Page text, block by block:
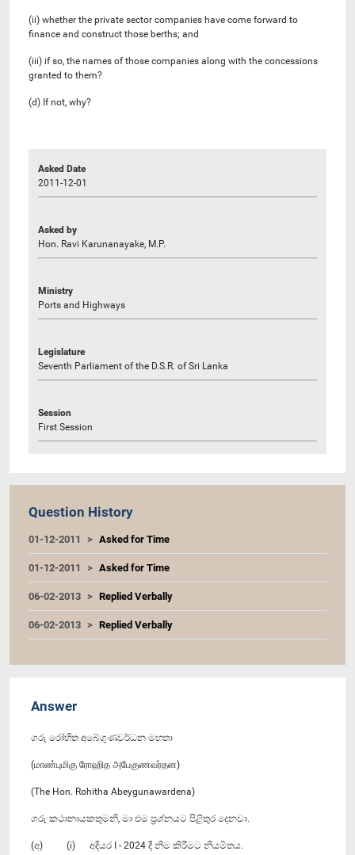
(ii) whether the private sector companies have come forward to
finance and construct those berths; and
(iii) if so, the names of those companies along with the concessions
granted to them?
(d) If not, why?
Asked Date
2011-12-01
Asked by
Hon. Ravi Karunanayake, M.P.
Ministry
Ports and Highways
Legislature
Seventh Parliament of the D.S.R. of Sri Lanka
Session
First Session
Question History
01-12-2011 Asked for Time
01-12-2011 Asked for Time
06-02-2013 Replied Verbally
06-02-2013 Replied Verbally
Answer
ගරු රෝහිත අබේගුණවර්ධන මහතා
(மாண்புமிகு ரோஹித அபேகுணவர்தன)
(The Hon. Rohitha Abeygunawardena)
ගරු කථානායකතුමනි, මා එම ප්‍රශ්නයට පිළිතුර දෙනවා.
(අ) (i) අදියර I - 2024 දී නිම කිරීමට නියමිතය.